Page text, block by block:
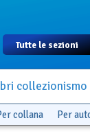
collezionismo
collana Per